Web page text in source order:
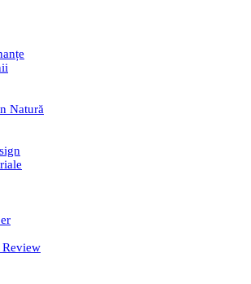
Natură
Review